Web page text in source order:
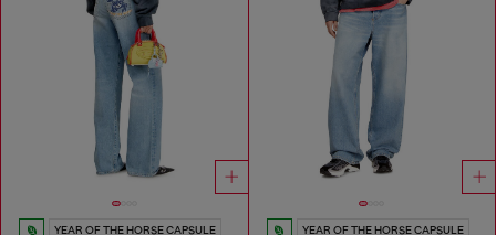
YEAR OF THE HORSE CAPSULE YEAR OF THE HORSE CAPSULE